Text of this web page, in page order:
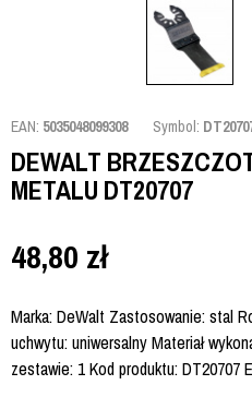
EAN: 5035048099308 Symbol:
DEWALT
METALU DT20707
48,80 zł
Marka: DeWalt Zastosowanie: stal
uchwytu: uniwersalny Materiał
zestawie: 1 Kod produktu: DT20707